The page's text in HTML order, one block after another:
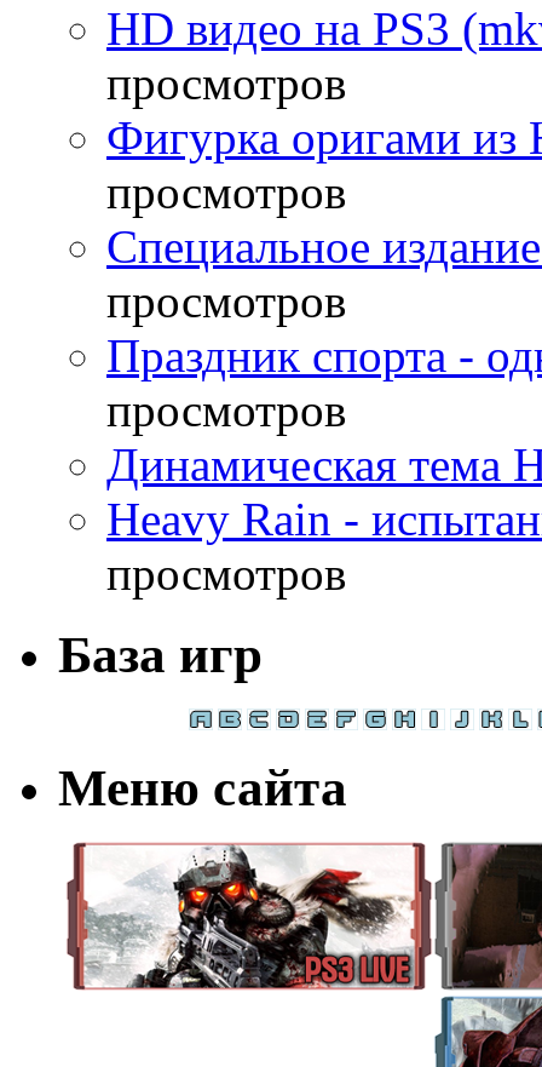
HD видео на PS3
просмотров
Фигурка оригами из
просмотров
Специальное
просмотров
Праздник спорта -
просмотров
Динамическая тема
Heavy Rain -
просмотров
База игр
Меню сайта